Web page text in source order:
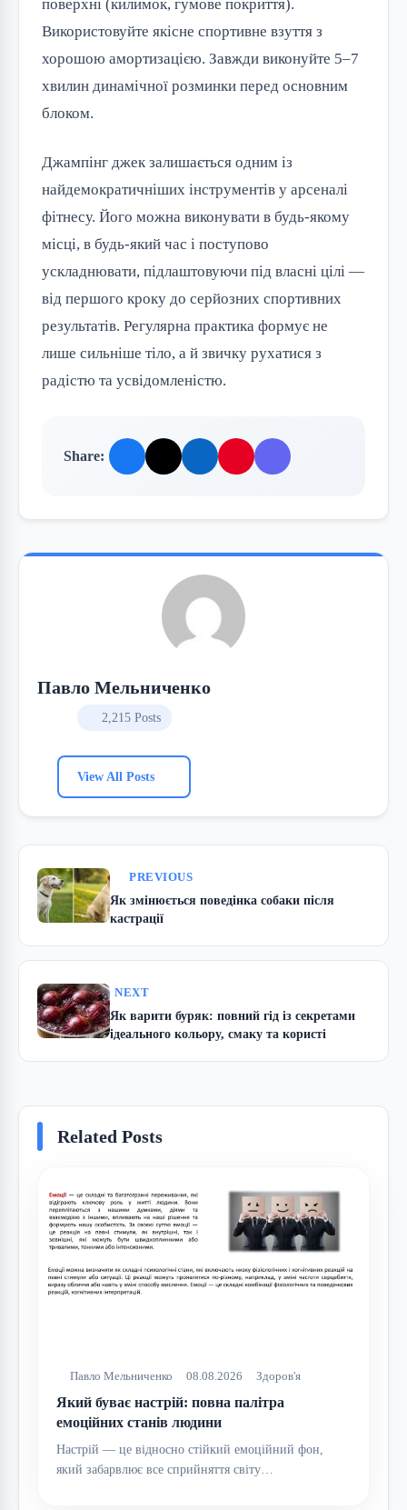
поверхні (килимок, гумове покриття).
Використовуйте якісне спортивне взуття з
хорошою амортизацією. Завжди виконуйте 5–7
хвилин динамічної розминки перед основним
блоком.
Джампінг джек залишається одним із
найдемократичніших інструментів у арсеналі
фітнесу. Його можна виконувати в будь-якому
місці, в будь-який час і поступово
ускладнювати, підлаштовуючи під власні цілі —
від першого кроку до серйозних спортивних
результатів. Регулярна практика формує не
лише сильніше тіло, а й звичку рухатися з
радістю та усвідомленістю.
Share:
Павло Мельниченко
2,215 Posts
View All Posts
PREVIOUS
Як змінюється поведінка собаки після
кастрації
NEXT
Як варити буряк: повний гід із секретами
ідеального кольору, смаку та користі
Related Posts
Павло Мельниченко 08.08.2026 Здоров'я
Який буває настрій: повна палітра
емоційних станів людини
Настрій — це відносно стійкий емоційний фон,
який забарвлює все сприйняття світу…